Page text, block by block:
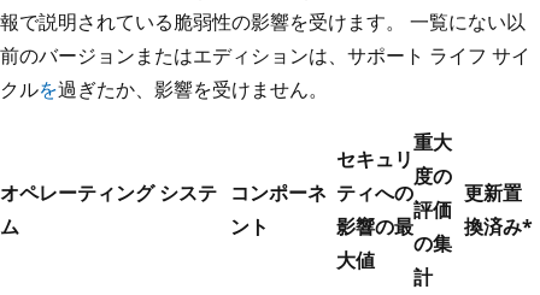
報で説明されている脆弱性の影響を受けます。 一覧にない以
前のバージョンまたはエディションは、サポート ライフ サイ
クルを過ぎたか、影響を受けません。
オペレーティング システ
ム
コンポーネ
ント
セキュリ
ティへの
影響の最
大値
重大
度の
評価
の集
計
更新置
換済み*